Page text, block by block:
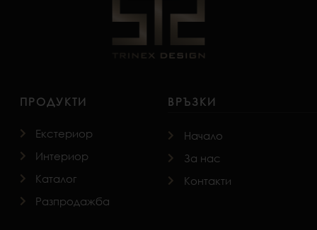
ПРОДУКТИ
Екстериор
Интериор
Каталог
Разпродажба
ВРЪЗКИ
Начало
За нас
Контакти